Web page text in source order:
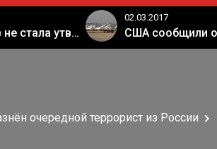
Палата лордов не стала утверждать законопроект о "брексите"
02.03.2017
очередной террорист из России